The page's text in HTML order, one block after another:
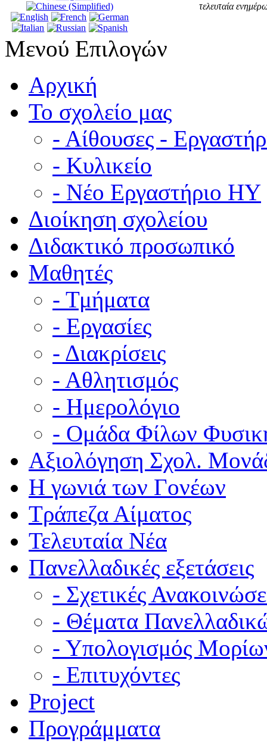
τελευταία
Μενού Επιλογών
Αρχική
Το σχολείο μας
- Αίθουσες -
- Κυλικείο
- Νέο Εργαστήριο ΗΥ
Διοίκηση σχολείου
Διδακτικό προσωπικό
Μαθητές
- Τμήματα
- Εργασίες
- Διακρίσεις
- Αθλητισμός
- Ημερολόγιο
- Ομάδα Φίλων
Αξιολόγηση Σχολ.
Η γωνιά των Γονέων
Τράπεζα Αίματος
Τελευταία Νέα
Πανελλαδικές εξετάσεις
- Σχετικές
- Θέματα
- Υπολογισμός
- Επιτυχόντες
Project
Προγράμματα